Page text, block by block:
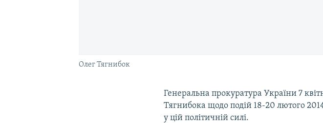
Олег Тягнибок
Генеральна прокуратура України 7
Тягнибока щодо подій 18-20 лютого
у цій політичній силі.